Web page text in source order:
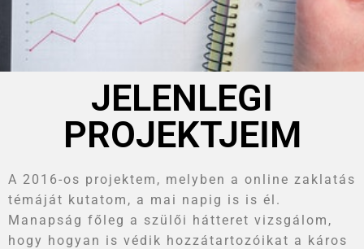
JELENLEGI
PROJEKTJEIM
A 2016-os projektem, melyben a online zaklatás
témáját kutatom, a mai napig is is él.
Manapság főleg a szülői hátteret vizsgálom,
hogy hogyan is védik hozzátartozóikat a káros